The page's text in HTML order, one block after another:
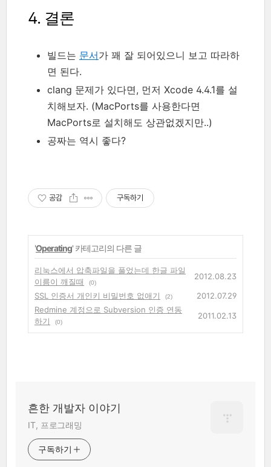
4. 결론
빌드는 문서가 꽤 잘 되어있으니 보고 따라하
면 된다.
clang 문제가 있다면, 먼저 Xcode 4.4.1를 설
치해보자. (MacPorts를 사용한다면
MacPorts로 설치해도 상관없겠지만..)
공짜는 역시 좋다?
공감 구독하기
'Operating' 카테고리의 다른 글
리눅스에서 압축파일을 풀었는데 한글 파일
이름이 깨질때
(0)
2012.08.23
SSL 인증서 개인키 비밀번호 없애기
(2)
2012.07.29
Redmine 계정으로 Subversion 인증 연동
하기
(0)
2011.02.13
흔한 개발자 이야기
IT, 프로그래밍
구독하기